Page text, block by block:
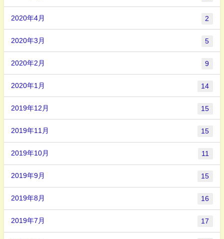
2020年4月 2
2020年3月 5
2020年2月 9
2020年1月 14
2019年12月 15
2019年11月 15
2019年10月 11
2019年9月 15
2019年8月 16
2019年7月 17